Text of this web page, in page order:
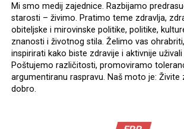
Mi smo medij zajednice. Razbijamo
starosti – živimo. Pratimo teme zdravlja,
obiteljske i mirovinske politike, politike,
znanosti i životnog stila. Želimo vas
inspirirati kako biste zdravije i aktivnije
Poštujemo različitosti, promoviramo
argumentiranu raspravu. Naš moto je: Živite
dobro.